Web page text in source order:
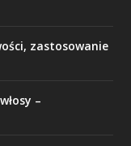
zastosowanie
–